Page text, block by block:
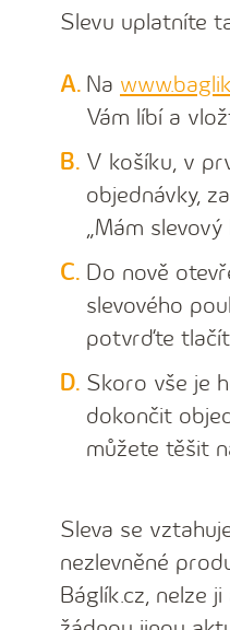
Slevu uplatníte
Na
Vám líbí a
V košíku, v
objednávky,
„Mám slevový
Do nově
slevového
potvrďte
Skoro vše je
dokončit
můžete těšit
Sleva se
nezlevněné
Báglík.cz, nelze